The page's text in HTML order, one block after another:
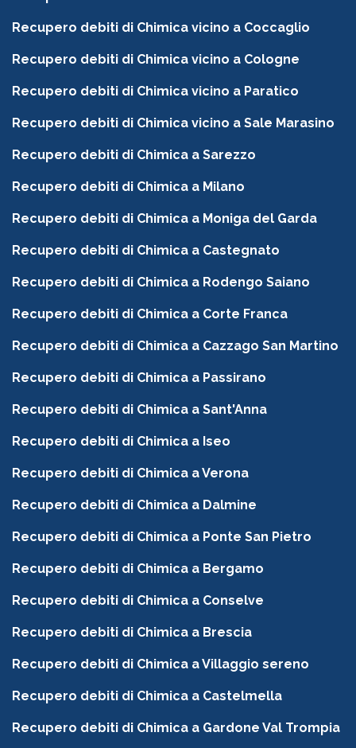
Recupero debiti di Chimica vicino a Coccaglio
Recupero debiti di Chimica vicino a Cologne
Recupero debiti di Chimica vicino a Paratico
Recupero debiti di Chimica vicino a Sale Marasino
Recupero debiti di Chimica a Sarezzo
Recupero debiti di Chimica a Milano
Recupero debiti di Chimica a Moniga del Garda
Recupero debiti di Chimica a Castegnato
Recupero debiti di Chimica a Rodengo Saiano
Recupero debiti di Chimica a Corte Franca
Recupero debiti di Chimica a Cazzago San Martino
Recupero debiti di Chimica a Passirano
Recupero debiti di Chimica a Sant'Anna
Recupero debiti di Chimica a Iseo
Recupero debiti di Chimica a Verona
Recupero debiti di Chimica a Dalmine
Recupero debiti di Chimica a Ponte San Pietro
Recupero debiti di Chimica a Bergamo
Recupero debiti di Chimica a Conselve
Recupero debiti di Chimica a Brescia
Recupero debiti di Chimica a Villaggio sereno
Recupero debiti di Chimica a Castelmella
Recupero debiti di Chimica a Gardone Val Trompia